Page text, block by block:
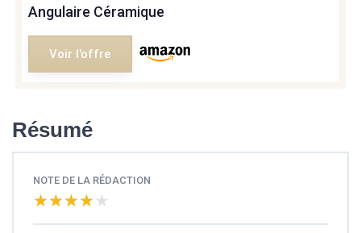
Angulaire Céramique
Voir l'offre
Résumé
NOTE DE LA RÉDACTION
★★★★★
★★★★★